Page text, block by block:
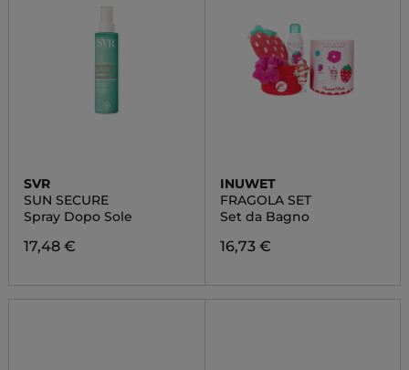
SVR
SUN SECURE
Spray Dopo Sole
17,48 €
INUWET
FRAGOLA SET
Set da Bagno
16,73 €